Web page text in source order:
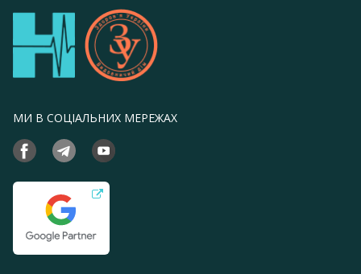
МИ В СОЦІАЛЬНИХ МЕРЕЖАХ